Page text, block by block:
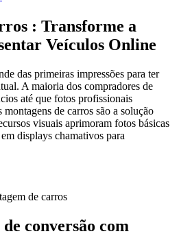
: Transforme a
Veículos Online
das primeiras impressões para ter
A maioria dos compradores de
até que fotos profissionais
de carros são a solução
visuais aprimoram fotos básicas
displays chamativos para
de carros
conversão com